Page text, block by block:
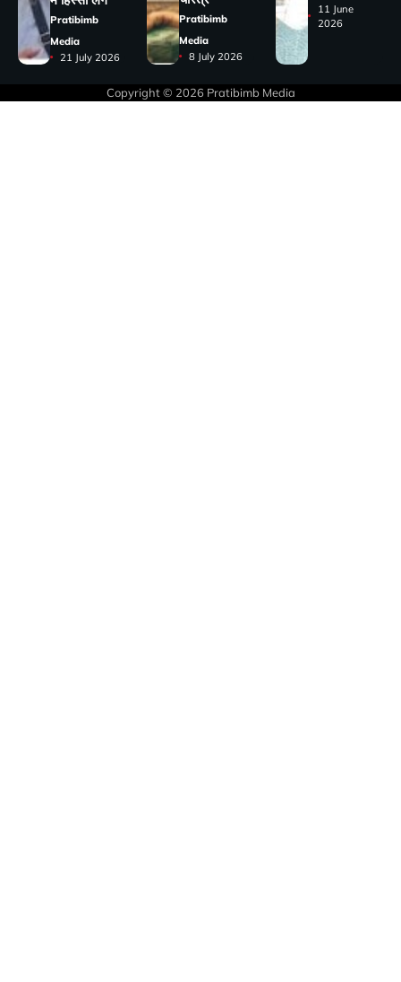
Pratibimb
Media
21 July 2026
Pratibimb
Media
8 July 2026
11 June
2026
Copyright © 2026 Pratibimb Media